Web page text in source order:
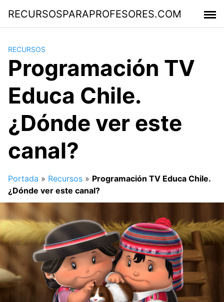
contenido
RECURSOSPARAPROFESORES.COM
RECURSOS
Programación TV
Educa Chile.
¿Dónde ver este
canal?
Portada » Recursos » Programación TV Educa Chile.
¿Dónde ver este canal?